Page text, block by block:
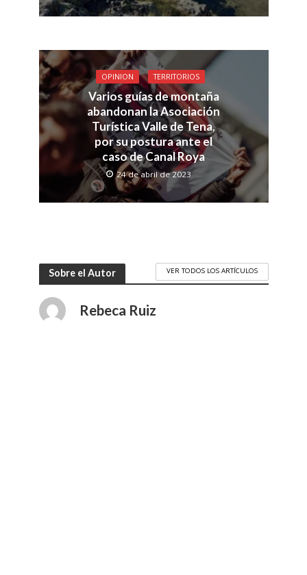
OPINION TERRITORIOS
Varios guías de montaña
abandonan la Asociación
Turística Valle de Tena,
por su postura ante el
caso de Canal Roya
24 de abril de 2023
Sobre el Autor VER TODOS LOS ARTÍCULOS
Rebeca Ruiz